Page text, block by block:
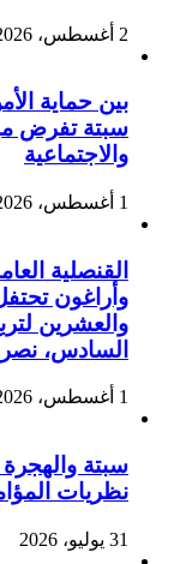
2 أغسطس، 2026
بين حماية
سبتة تفرض
والاجتماعية
1 أغسطس، 2026
القنصلية
وأراغون
والعشرين
السادس،
1 أغسطس، 2026
سبتة
نظريات
31 يوليو، 2026